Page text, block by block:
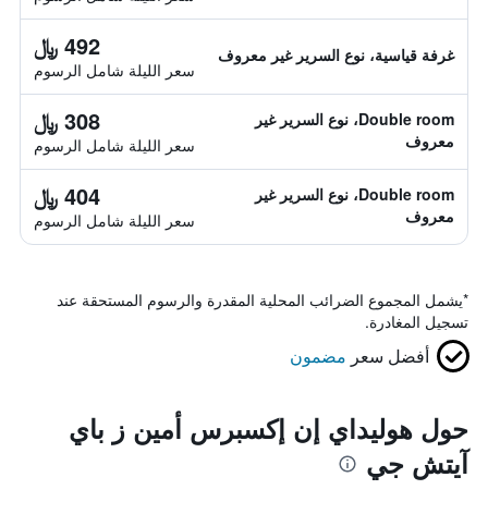
غرفة قياسية، نوع السرير غير معروف 492 ﷼
سعر الليلة شامل الرسوم
Double room، نوع السرير غير
معروف
308 ﷼
سعر الليلة شامل الرسوم
Double room، نوع السرير غير
معروف
404 ﷼
سعر الليلة شامل الرسوم
*يشمل المجموع الضرائب المحلية المقدرة والرسوم المستحقة عند
تسجيل المغادرة.
أفضل سعر مضمون
حول هوليداي إن إكسبرس أمين ز باي
آيتش جي